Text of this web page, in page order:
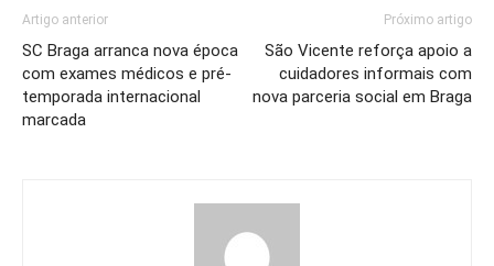
Artigo anterior
SC Braga arranca nova época
com exames médicos e pré-
temporada internacional
marcada
Próximo artigo
São Vicente reforça apoio a
cuidadores informais com
nova parceria social em Braga